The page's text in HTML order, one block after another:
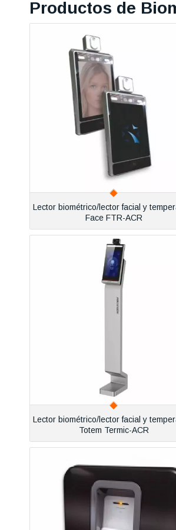
Productos de
Lector biométrico/lector facial y
Face FTR-ACR
Lector biométrico/lector facial y
Totem Termic-ACR